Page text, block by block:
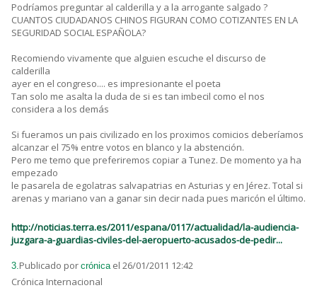
Podríamos preguntar al calderilla y a la arrogante salgado ?
CUANTOS CIUDADANOS CHINOS FIGURAN COMO COTIZANTES EN LA
SEGURIDAD SOCIAL ESPAÑOLA?
Recomiendo vivamente que alguien escuche el discurso de
calderilla
ayer en el congreso.... es impresionante el poeta
Tan solo me asalta la duda de si es tan imbecil como el nos
considera a los demás
Si fueramos un pais civilizado en los proximos comicios deberíamos
alcanzar el 75% entre votos en blanco y la abstención.
Pero me temo que preferiremos copiar a Tunez. De momento ya ha
empezado
le pasarela de egolatras salvapatrias en Asturias y en Jérez. Total si
arenas y mariano van a ganar sin decir nada pues maricón el último.
http://noticias.terra.es/2011/espana/0117/actualidad/la-audiencia-
juzgara-a-guardias-civiles-del-aeropuerto-acusados-de-pedir...
3.Publicado por crónica el 26/01/2011 12:42
Crónica Internacional